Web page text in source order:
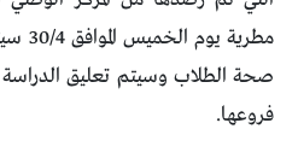
صحة الطلاب وسيتم تعليق
فروعها.